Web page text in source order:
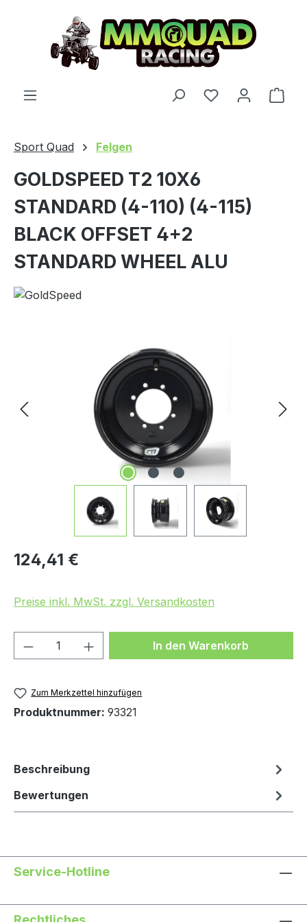
Zum Hauptinhalt springen
Du hast 0
Sport Quad Felgen
GOLDSPEED T2 10X6
STANDARD (4-110) (4-115)
BLACK OFFSET 4+2
STANDARD WHEEL ALU
Regulärer Preis:
124,41 €
Preise inkl. MwSt. zzgl. Versandkosten
Produkt Anzahl: Gib denIn den Warenkorb
Zum Merkzettel hinzufügen
Produktnummer: 93321
Beschreibung
Bewertungen
Service-Hotline